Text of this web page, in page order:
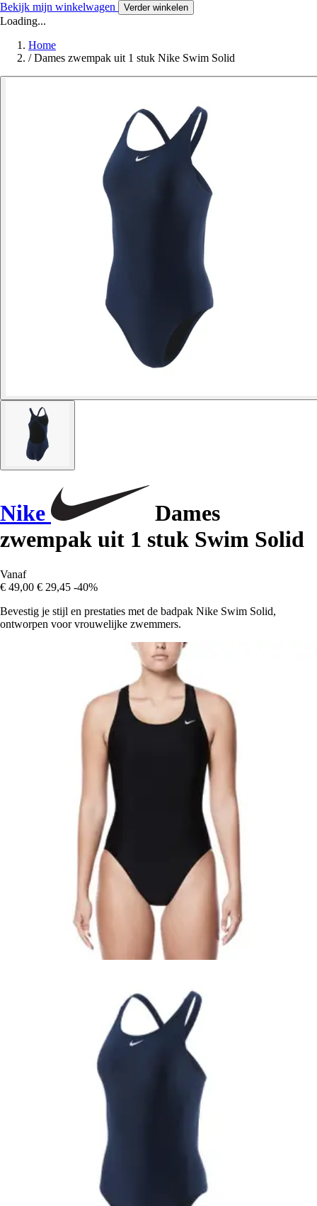
Bekijk mijn winkelwagen Verder winkelen
Loading...
Home
/ Dames zwempak uit 1 stuk Nike Swim Solid
Nike
Dames
zwempak uit 1 stuk Swim Solid
Vanaf
€ 49,00 € 29,45 -40%
Bevestig je stijl en prestaties met de badpak Nike Swim Solid,
ontworpen voor vrouwelijke zwemmers.